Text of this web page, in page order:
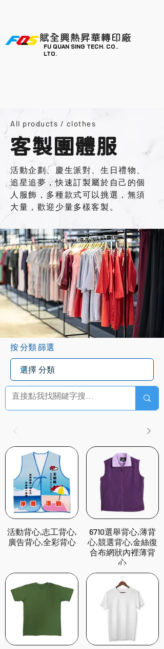
賦全興熱昇華轉印廠
FU QUAN SING TECH. CO..
LTO.
All products / clothes
客製團體服
活動企劃、慶生派對、生日禮物、
追星追夢，快速訂製屬於自己的個
人服飾，多種款式可以挑選，無須
大量，歡迎少量多樣客製。
按 分類 篩選
活動背心,志工背心,
廣告背心,全彩背心
6710選舉背心,薄背
心,競選背心,金絲復
合布網狀內裡薄背
心